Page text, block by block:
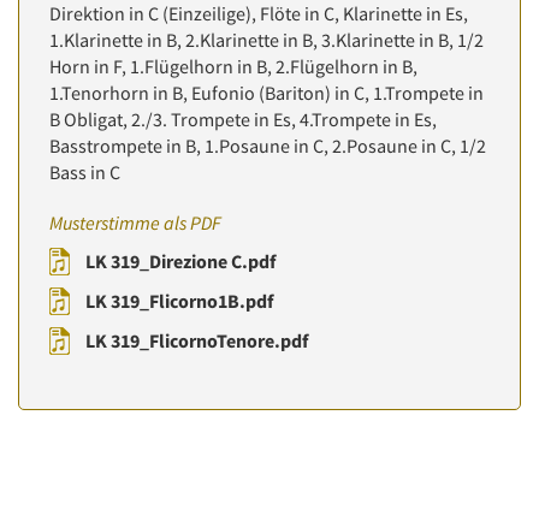
Direktion in C (Einzeilige), Flöte in C, Klarinette in Es,
1.Klarinette in B, 2.Klarinette in B, 3.Klarinette in B, 1/2
Horn in F, 1.Flügelhorn in B, 2.Flügelhorn in B,
1.Tenorhorn in B, Eufonio (Bariton) in C, 1.Trompete in
B Obligat, 2./3. Trompete in Es, 4.Trompete in Es,
Basstrompete in B, 1.Posaune in C, 2.Posaune in C, 1/2
Bass in C
Musterstimme als PDF
LK 319_Direzione C.pdf
LK 319_Flicorno1B.pdf
LK 319_FlicornoTenore.pdf